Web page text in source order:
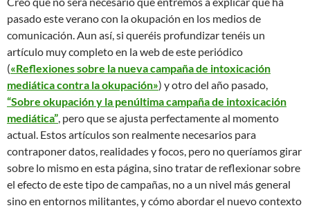
pasado este verano con la okupación en los medios de
comunicación. Aun así, si queréis profundizar tenéis un
artículo muy completo en la web de este periódico
(«Reflexiones sobre la nueva campaña de intoxicación
mediática contra la okupación») y otro del año pasado,
“Sobre okupación y la penúltima campaña de intoxicación
mediática” , pero que se ajusta perfectamente al momento
actual. Estos artículos son realmente necesarios para
contraponer datos, realidades y focos, pero no queríamos girar
sobre lo mismo en esta página, sino tratar de reflexionar sobre
el efecto de este tipo de campañas, no a un nivel más general
sino en entornos militantes, y cómo abordar el nuevo contexto